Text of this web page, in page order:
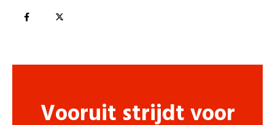
Vooruit strijdt voor